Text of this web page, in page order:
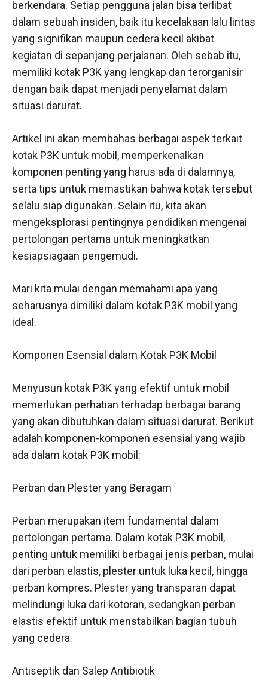
berkendara. Setiap pengguna jalan bisa terlibat
dalam sebuah insiden, baik itu kecelakaan lalu lintas
yang signifikan maupun cedera kecil akibat
kegiatan di sepanjang perjalanan. Oleh sebab itu,
memiliki kotak P3K yang lengkap dan terorganisir
dengan baik dapat menjadi penyelamat dalam
situasi darurat.
Artikel ini akan membahas berbagai aspek terkait
kotak P3K untuk mobil, memperkenalkan
komponen penting yang harus ada di dalamnya,
serta tips untuk memastikan bahwa kotak tersebut
selalu siap digunakan. Selain itu, kita akan
mengeksplorasi pentingnya pendidikan mengenai
pertolongan pertama untuk meningkatkan
kesiapsiagaan pengemudi.
Mari kita mulai dengan memahami apa yang
seharusnya dimiliki dalam kotak P3K mobil yang
ideal.
Komponen Esensial dalam Kotak P3K Mobil
Menyusun kotak P3K yang efektif untuk mobil
memerlukan perhatian terhadap berbagai barang
yang akan dibutuhkan dalam situasi darurat. Berikut
adalah komponen-komponen esensial yang wajib
ada dalam kotak P3K mobil:
Perban dan Plester yang Beragam
Perban merupakan item fundamental dalam
pertolongan pertama. Dalam kotak P3K mobil,
penting untuk memiliki berbagai jenis perban, mulai
dari perban elastis, plester untuk luka kecil, hingga
perban kompres. Plester yang transparan dapat
melindungi luka dari kotoran, sedangkan perban
elastis efektif untuk menstabilkan bagian tubuh
yang cedera.
Antiseptik dan Salep Antibiotik